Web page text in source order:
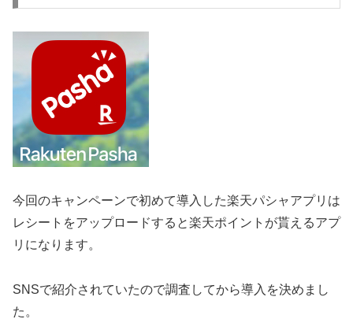
今回のキャンペーンで初めて導入した楽天パシャアプリは
レシートをアップロードすると楽天ポイントが貰えるアプ
リになります。
SNSで紹介されていたので調査してから導入を決めまし
た。